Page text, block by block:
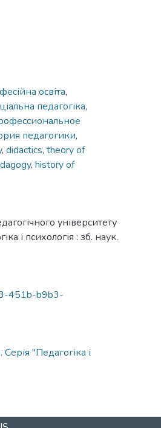
освіта,
педагогіка,
педагогики,
, didactics, theory of
, history of
університету
і психологія : зб. наук.
451b-b9b3-
"Педагогіка і